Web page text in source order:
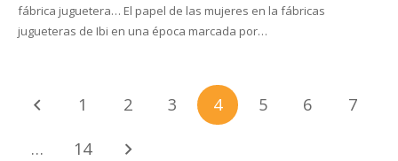
fábrica juguetera… El papel de las mujeres en la fábricas
jugueteras de Ibi en una época marcada por…
1 2 3 4 5 6 7
… 14